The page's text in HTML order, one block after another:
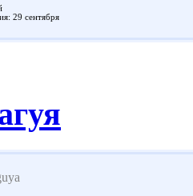
29 сентября